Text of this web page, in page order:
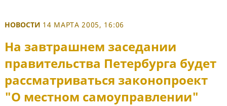
НОВОСТИ 14 МАРТА 2005, 16:06
На завтрашнем заседании
правительства Петербурга будет
рассматриваться законопроект
"О местном самоуправлении"